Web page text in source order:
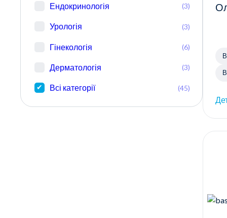
Ендокринологія (3)
Урологія (3)
Гінекологія (6)
Дерматологія (3)
Всі категорії (45)